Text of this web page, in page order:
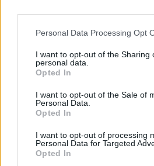
Personal Data Processing Opt
I want to opt-out of the Sharing
personal data.
Opted In
I want to opt-out of the Sale of
Personal Data.
Opted In
I want to opt-out of processing
Personal Data for Targeted
Opted In